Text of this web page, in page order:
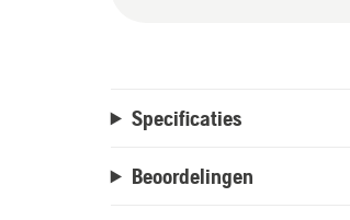
Specificaties
Beoordelingen